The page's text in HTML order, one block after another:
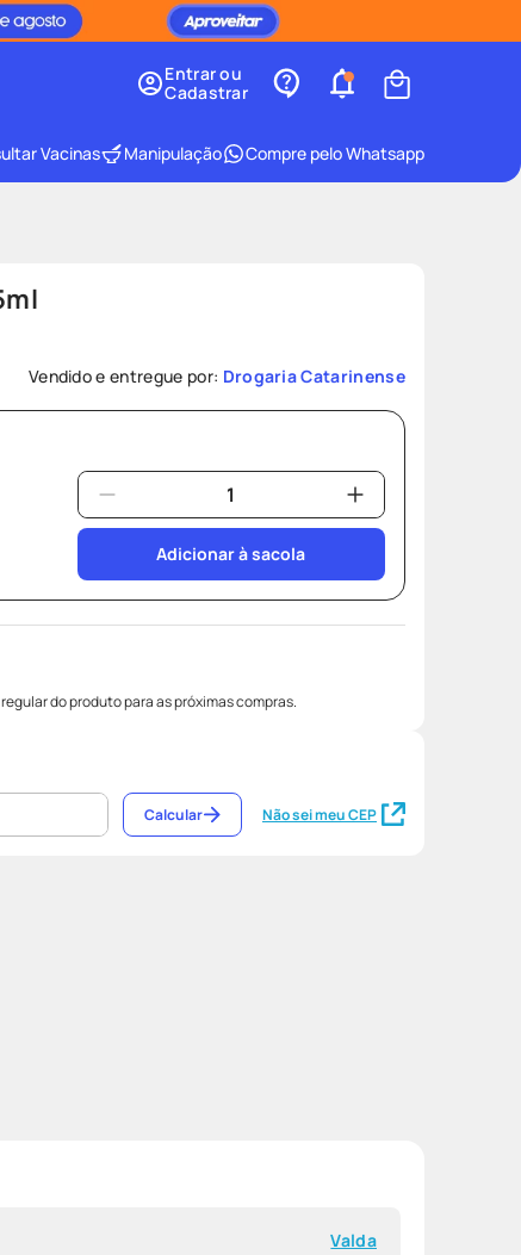
Entrar ou
Cadastrar
Vacinas Manipulação Compre pelo Whatsapp
Vendido e entregue por: Drogaria Catarinense
Adicionar à sacola
do produto para as próximas compras.
Não sei meu CEP
Calcular
Valda